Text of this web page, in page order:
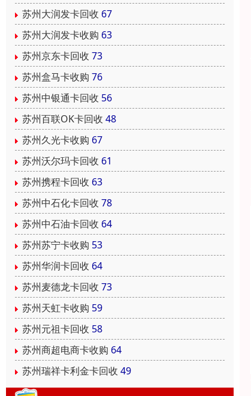
苏州大润发卡回收 67
苏州大润发卡收购 63
苏州京东卡回收 73
苏州盒马卡收购 76
苏州中银通卡回收 56
苏州百联OK卡回收 48
苏州久光卡收购 67
苏州沃尔玛卡回收 61
苏州携程卡回收 63
苏州中石化卡回收 78
苏州中石油卡回收 64
苏州苏宁卡收购 53
苏州华润卡回收 64
苏州麦德龙卡回收 73
苏州天虹卡收购 59
苏州元祖卡回收 58
苏州商超电商卡收购 64
苏州瑞祥卡利金卡回收 49